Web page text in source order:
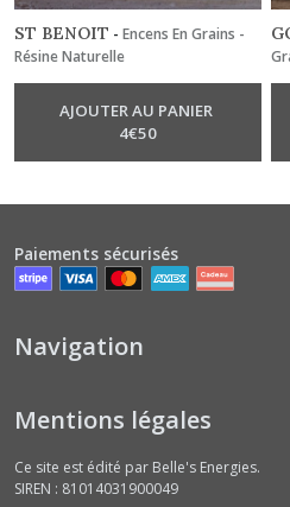
ST BENOIT - Encens En Grains -
Résine Naturelle
AJOUTER AU PANIER
4€50
Paiements sécurisés
Navigation
Mentions légales
Ce site est édité par Belle's Energies.
SIREN : 81014031900049